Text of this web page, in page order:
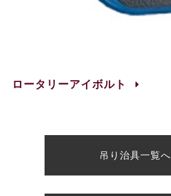
ロータリーアイボルト
吊り治具一覧へ